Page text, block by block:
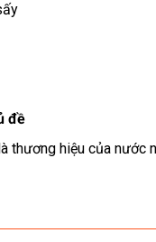
đề
thương hiệu của nước